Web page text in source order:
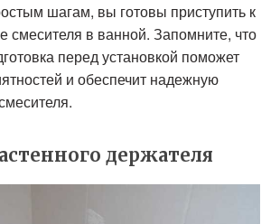
шагам, вы готовы приступить к
смесителя в ванной. Запомните, что
перед установкой поможет
и обеспечит надежную
держателя